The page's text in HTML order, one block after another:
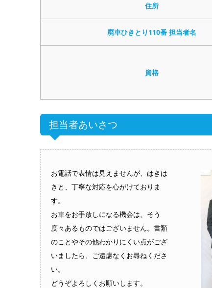
住所
廃車ひきとり110番 担当者名
資格
担当者あいさつ
お電話で表情は見えませんが、はきは
きと、丁寧な対応を心がけておりま
す。
お車をお手放しになる機会は、そう
度々あるものではございません。書類
のことやその他わかりにくい点がござ
いましたら、ご遠慮なくお尋ねくださ
い。
どうぞよろしくお願いします。